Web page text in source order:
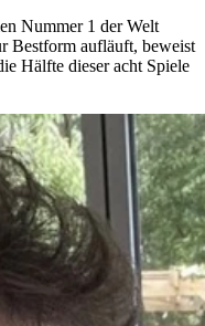
Nummer 1 der Welt
Bestform aufläuft, beweist
Hälfte dieser acht Spiele